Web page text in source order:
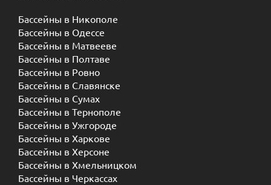
Бассейны в Никополе
Бассейны в Одессе
Бассейны в Матвееве
Бассейны в Полтаве
Бассейны в Ровно
Бассейны в Славянске
Бассейны в Сумах
Бассейны в Тернополе
Бассейны в Ужгороде
Бассейны в Харкове
Бассейны в Херсоне
Бассейны в Хмельницком
Бассейны в Черкассах